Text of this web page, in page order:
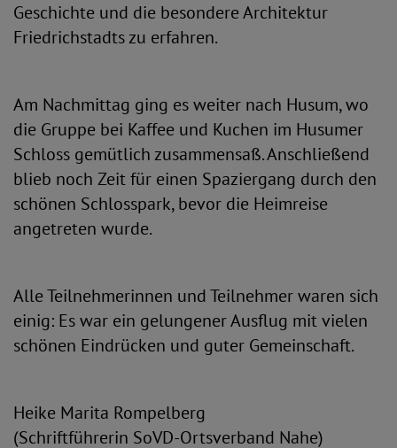
Geschichte und die besondere Architektur
Friedrichstadts zu erfahren.
Am Nachmittag ging es weiter nach Husum, wo
die Gruppe bei Kaffee und Kuchen im Husumer
Schloss gemütlich zusammensaß. Anschließend
blieb noch Zeit für einen Spaziergang durch den
schönen Schlosspark, bevor die Heimreise
angetreten wurde.
Alle Teilnehmerinnen und Teilnehmer waren sich
einig: Es war ein gelungener Ausflug mit vielen
schönen Eindrücken und guter Gemeinschaft.
Heike Marita Rompelberg
(Schriftführerin SoVD-Ortsverband Nahe)